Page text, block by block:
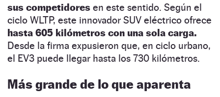
sus competidores en este sentido. Según el
ciclo WLTP, este innovador SUV eléctrico ofrece
hasta 605 kilómetros con una sola carga.
Desde la firma expusieron que, en ciclo urbano,
el EV3 puede llegar hasta los 730 kilómetros.
Más grande de lo que aparenta